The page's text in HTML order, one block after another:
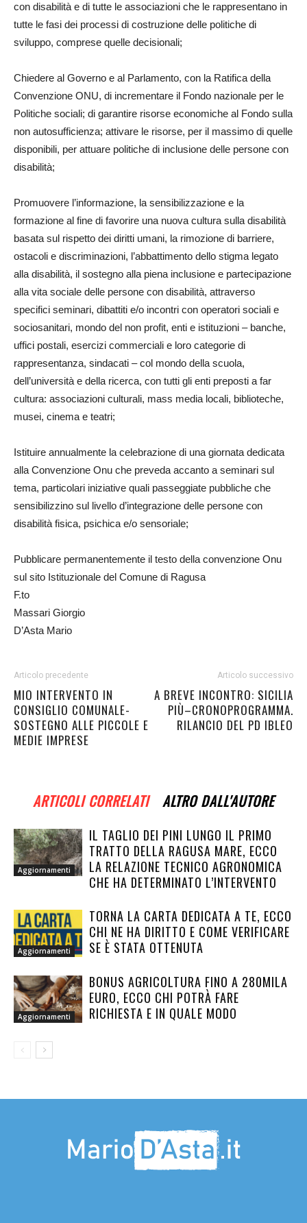
con disabilità e di tutte le associazioni che le rappresentano in
tutte le fasi dei processi di costruzione delle politiche di
sviluppo, comprese quelle decisionali;
Chiedere al Governo e al Parlamento, con la Ratifica della
Convenzione ONU, di incrementare il Fondo nazionale per le
Politiche sociali; di garantire risorse economiche al Fondo sulla
non autosufficienza; attivare le risorse, per il massimo di quelle
disponibili, per attuare politiche di inclusione delle persone con
disabilità;
Promuovere l’informazione, la sensibilizzazione e la
formazione al fine di favorire una nuova cultura sulla disabilità
basata sul rispetto dei diritti umani, la rimozione di barriere,
ostacoli e discriminazioni, l’abbattimento dello stigma legato
alla disabilità, il sostegno alla piena inclusione e partecipazione
alla vita sociale delle persone con disabilità, attraverso
specifici seminari, dibattiti e/o incontri con operatori sociali e
sociosanitari, mondo del non profit, enti e istituzioni – banche,
uffici postali, esercizi commerciali e loro categorie di
rappresentanza, sindacati – col mondo della scuola,
dell’università e della ricerca, con tutti gli enti preposti a far
cultura: associazioni culturali, mass media locali, biblioteche,
musei, cinema e teatri;
Istituire annualmente la celebrazione di una giornata dedicata
alla Convenzione Onu che preveda accanto a seminari sul
tema, particolari iniziative quali passeggiate pubbliche che
sensibilizzino sul livello d’integrazione delle persone con
disabilità fisica, psichica e/o sensoriale;
Pubblicare permanentemente il testo della convenzione Onu
sul sito Istituzionale del Comune di Ragusa
F.to
Massari Giorgio
D’Asta Mario
Articolo precedente
MIO INTERVENTO IN
CONSIGLIO COMUNALE-
SOSTEGNO ALLE PICCOLE E
MEDIE IMPRESE
Articolo successivo
A BREVE INCONTRO: SICILIA
PIÙ–CRONOPROGRAMMA.
RILANCIO DEL PD IBLEO
ARTICOLI CORRELATI ALTRO DALL'AUTORE
Aggiornamenti
IL TAGLIO DEI PINI LUNGO IL PRIMO
TRATTO DELLA RAGUSA MARE, ECCO
LA RELAZIONE TECNICO AGRONOMICA
CHE HA DETERMINATO L’INTERVENTO
Aggiornamenti
TORNA LA CARTA DEDICATA A TE, ECCO
CHI NE HA DIRITTO E COME VERIFICARE
SE È STATA OTTENUTA
Aggiornamenti
BONUS AGRICOLTURA FINO A 280MILA
EURO, ECCO CHI POTRÀ FARE
RICHIESTA E IN QUALE MODO